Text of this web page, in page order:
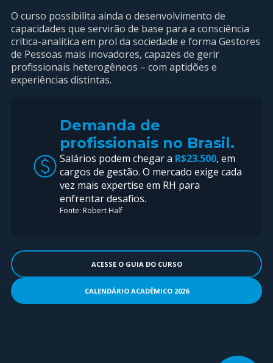
O curso possibilita ainda o desenvolvimento de
capacidades que servirão de base para a consciência
crítica-analítica em prol da sociedade e forma Gestores
de Pessoas mais inovadores, capazes de gerir
profissionais heterogêneos – com aptidões e
experiências distintas.
Demanda de
profissionais no Brasil.
Salários podem chegar a R$23.500, em
cargos de gestão. O mercado exige cada
vez mais expertise em RH para
enfrentar desafios.
Fonte: Robert Half
ACESSE O GUIA DO CURSO
CALENDÁRIO ACADÊMICO 2026